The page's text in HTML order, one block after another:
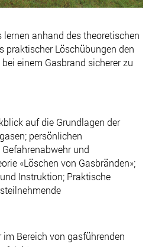
lernen anhand des theoretischen
praktischer Löschübungen den
einem Gasbrand sicherer zu
auf die Grundlagen der
persönlichen
und
«Löschen von Gasbränden»;
Instruktion; Praktische
Bereich von gasführenden